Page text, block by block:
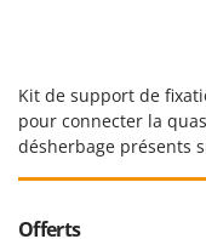
Sunseeker
T
Tecla
Tellarini Pompe
Kit de support de
pour connecter la
désherbage présents
Offerts